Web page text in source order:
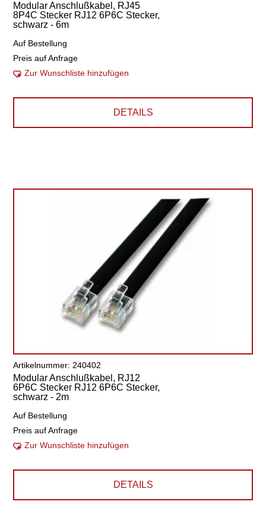
Modular Anschlußkabel, RJ45
8P4C Stecker RJ12 6P6C Stecker,
schwarz - 6m
Auf Bestellung
Preis auf Anfrage
Zur Wunschliste hinzufügen
DETAILS
Artikelnummer: 240402
Modular Anschlußkabel, RJ12
6P6C Stecker RJ12 6P6C Stecker,
schwarz - 2m
Auf Bestellung
Preis auf Anfrage
Zur Wunschliste hinzufügen
DETAILS